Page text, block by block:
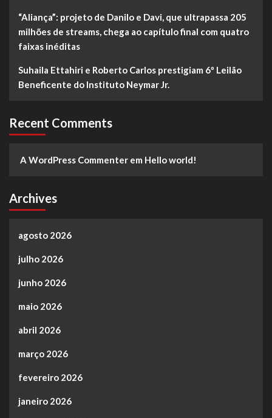
“Aliança”: projeto de Danilo e Davi, que ultrapassa 205
milhões de streams, chega ao capítulo final com quatro
faixas inéditas
Suhaila Ettahiri e Roberto Carlos prestigiam 6º Leilão
Beneficente do Instituto Neymar Jr.
Recent Comments
A WordPress Commenter em Hello world!
Archives
agosto 2026
julho 2026
junho 2026
maio 2026
abril 2026
março 2026
fevereiro 2026
janeiro 2026